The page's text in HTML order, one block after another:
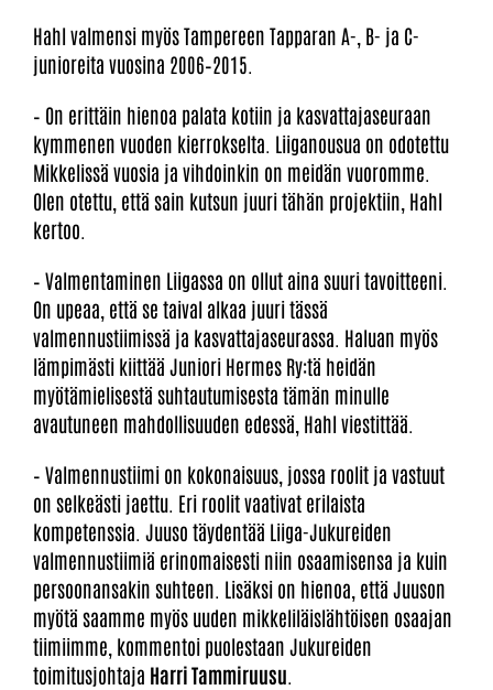
Hahl valmensi myös Tampereen Tapparan A-, B- ja C-
junioreita vuosina 2006–2015.
– On erittäin hienoa palata kotiin ja kasvattajaseuraan
kymmenen vuoden kierrokselta. Liiganousua on odotettu
Mikkelissä vuosia ja vihdoinkin on meidän vuoromme.
Olen otettu, että sain kutsun juuri tähän projektiin, Hahl
kertoo.
– Valmentaminen Liigassa on ollut aina suuri tavoitteeni.
On upeaa, että se taival alkaa juuri tässä
valmennustiimissä ja kasvattajaseurassa. Haluan myös
lämpimästi kiittää Juniori Hermes Ry:tä heidän
myötämielisestä suhtautumisesta tämän minulle
avautuneen mahdollisuuden edessä, Hahl viestittää.
– Valmennustiimi on kokonaisuus, jossa roolit ja vastuut
on selkeästi jaettu. Eri roolit vaativat erilaista
kompetenssia. Juuso täydentää Liiga-Jukureiden
valmennustiimiä erinomaisesti niin osaamisensa ja kuin
persoonansakin suhteen. Lisäksi on hienoa, että Juuson
myötä saamme myös uuden mikkeliläislähtöisen osaajan
tiimiimme, kommentoi puolestaan Jukureiden
toimitusjohtaja Harri Tammiruusu